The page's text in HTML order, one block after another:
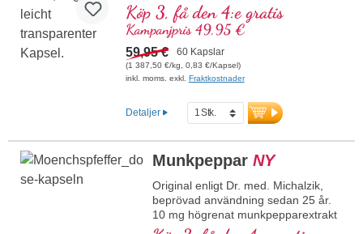
Köp 3, få den 4:e gratis
Kampanjpris 49,95 €
59,95 € 60 Kapslar
(1 387,50 €/kg, 0,83 €/Kapsel)
inkl. moms. exkl. Fraktkostnader
Detaljer
Munkpeppar NY
Original enligt Dr. med. Michalzik,
beprövad användning sedan 25 år.
10 mg högrenat munkpepparextrakt
(Vitex agnus-castus) med 5 % vitexin